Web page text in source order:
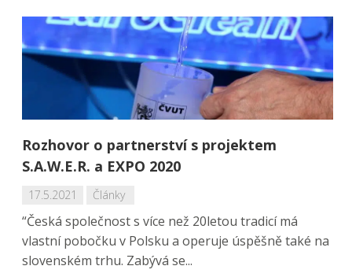
Rozhovor o partnerství s projektem
S.A.W.E.R. a EXPO 2020
17.5.2021 Články
“Česká společnost s více než 20letou tradicí má
vlastní pobočku v Polsku a operuje úspěšně také na
slovenském trhu. Zabývá se...